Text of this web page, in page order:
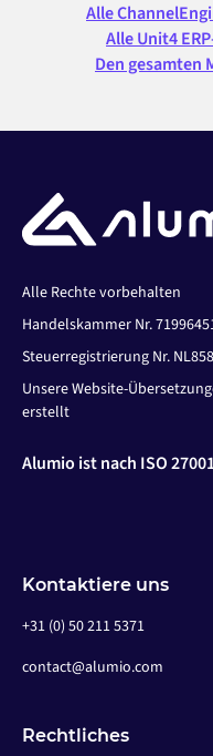
Alle
Alle Unit4
Den gesamten
Alle Rechte vorbehalten
Handelskammer Nr.
Steuerregistrierung Nr.
Unsere Website-
erstellt
Alumio ist nach ISO
Kontaktiere uns
+31 (0) 50 211 5371
contact@alumio.com
Rechtliches